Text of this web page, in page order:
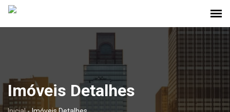
Imóveis Detalhes